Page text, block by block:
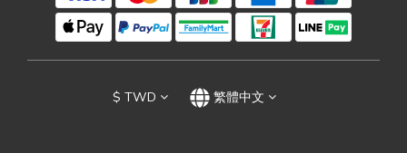
$ TWD 繁體中文